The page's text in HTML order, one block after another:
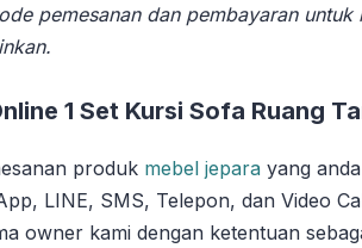
pemesanan dan pembayaran
1 Set Kursi Sofa Ruang
produk mebel jepara yang
LINE, SMS, Telepon, dan Video
owner kami dengan ketentuan